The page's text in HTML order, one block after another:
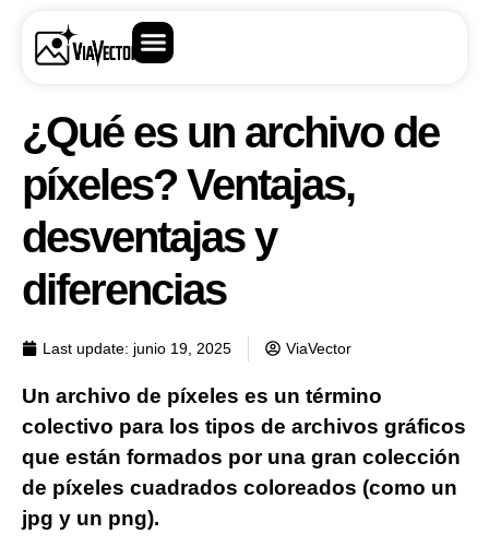
¿Qué es un archivo de
píxeles? Ventajas,
desventajas y
diferencias
Last update: junio 19, 2025 ViaVector
Un archivo de píxeles es un término
colectivo para los tipos de archivos gráficos
que están formados por una gran colección
de píxeles cuadrados coloreados (como un
jpg y un png).